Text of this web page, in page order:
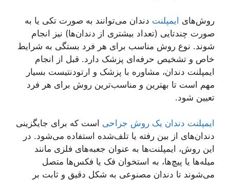
روش‌های ایمپلنت دندان می‌توانند به صورت تکی یا به
صورت چندتایی (تعداد بیشتری از دندان‌ها) نیز انجام
شوند. نوع روش مناسب برای هر فرد بستگی به شرایط
خاص و تشخیص حرفه‌ای پزشک دارد. قبل از انجام
ایمپلنت دندان، مشاوره با پزشک و ارتودنتیست بسیار
مهم است تا بهترین و مناسب‌ترین روش برای هر فرد
تعیین شود.
ایمپلنت دندان یک روش جراحی است که برای جایگزینی
دندان‌های از بین رفته یا تلف‌شده استفاده می‌شود. در
این روش، ایمپلنت‌ها به عنوان جعبه‌های فلزی مانند
میله‌ها یا پیچ‌ها، به استخوان فک یا فکس‌ها متصل
می‌شوند تا دندان مصنوعی به شکل دقیق و ثابت بر